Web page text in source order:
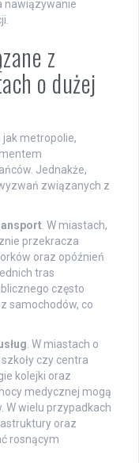
nawiązywanie
z
o dużej
jak metropolie,
Jednakże,
związanych z
. W miastach,
przekracza
oraz opóźnień
tras
często
samochodów, co
. W miastach o
czy centra
kolejki oraz
medycznej mogą
W wielu przypadkach
oraz
rosnącym